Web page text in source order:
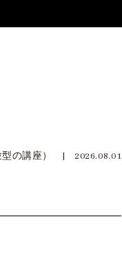
型の講座） | 2026.08.01